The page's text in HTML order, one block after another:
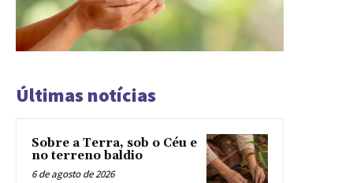
Últimas notícias
Sobre a Terra, sob o Céu e
no terreno baldio
6 de agosto de 2026